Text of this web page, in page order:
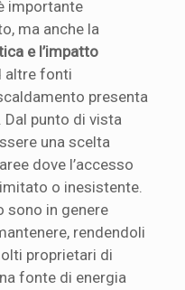
importante
ma anche la
e l’impatto
altre fonti
presenta
punto di vista
una scelta
dove l’accesso
o inesistente.
sono in genere
rendendoli
proprietari di
fonte di energia